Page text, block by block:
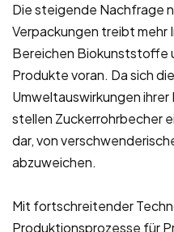
Die steigende Nachfrage
Verpackungen treibt mehr
Bereichen Biokunststoffe
Produkte voran. Da sich
Umweltauswirkungen
stellen Zuckerrohrbecher
dar, von
abzuweichen.
Mit fortschreitender
Produktionsprozesse für